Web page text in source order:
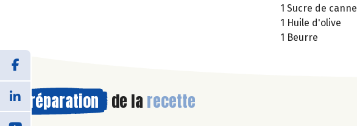
1 Sucre de canne
1 Huile d'olive
1 Beurre
Préparation de la recette